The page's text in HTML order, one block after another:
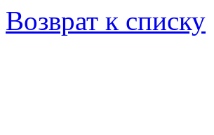
Возврат к списку